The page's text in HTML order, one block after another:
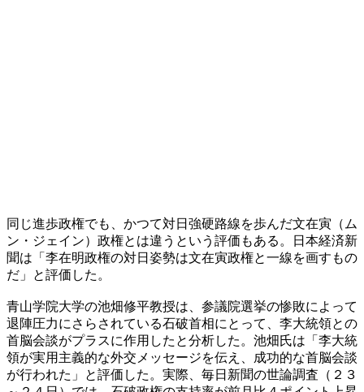
同じ進歩政権でも、かつて対日強硬路線を歩んだ文在寅（ム
ン・ジェイン）政権とは違うという評価もある。日本経済新
聞は「李在明政権の対日姿勢は文在寅政権と一線を画すもの
だ」と評価した。
青山学院大学の池畑修平教授は、参議院選挙の惨敗によって
退陣圧力にさらされている石破首相にとって、李大統領との
首脳会談がプラスに作用したと分析した。池畑氏は「李大統
領が実用主義的な外交メッセージを伝え、成功的な首脳会談
が行われた」と評価した。実際、毎日新聞の世論調査（２３